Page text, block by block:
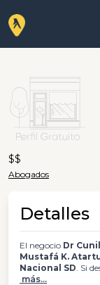
$$
Abogados
Detalles
El negocio Dr
Mustafá K.
Nacional SD. Si
más...